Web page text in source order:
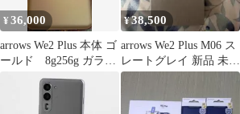
¥36,000
arrows We2 Plus 本体 ゴ
ールド 8g256g ガラス
フィルム付き
¥38,500
arrows We2 Plus M06 ス
レートグレイ 新品 未開
封SIMフリー